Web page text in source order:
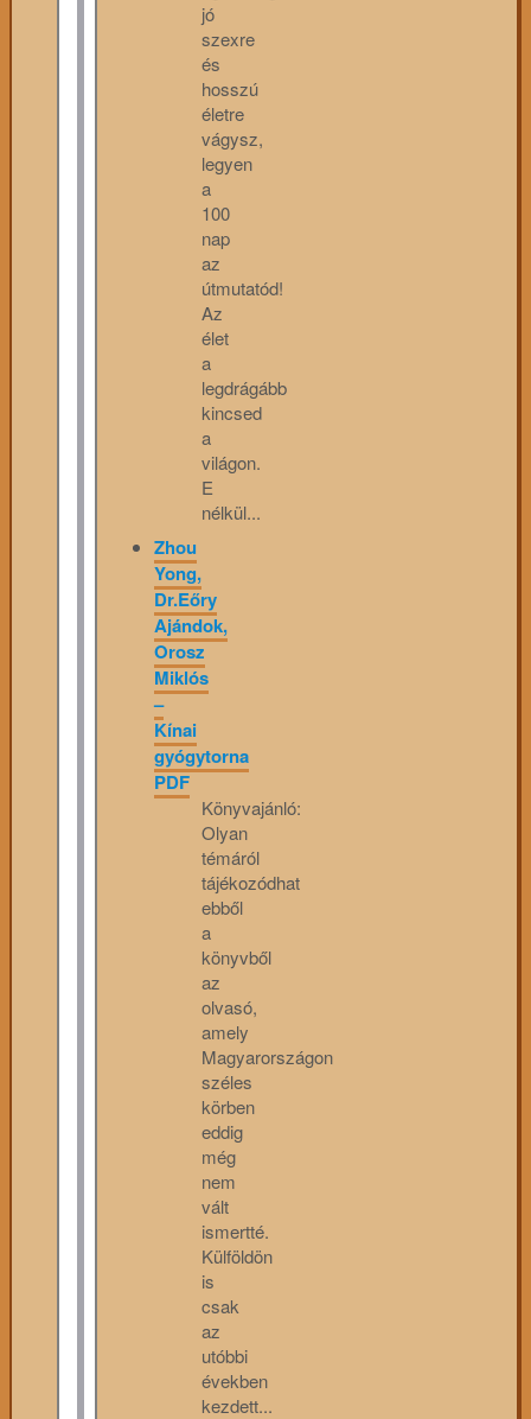
jó
szexre
és
hosszú
életre
vágysz,
legyen
a
100
nap
az
útmutatód!
Az
élet
a
legdrágább
kincsed
a
világon.
E
nélkül...
Zhou
Yong,
Dr.Eőry
Ajándok,
Orosz
Miklós
–
Kínai
gyógytorna
PDF
Könyvajánló:
Olyan
témáról
tájékozódhat
ebből
a
könyvből
az
olvasó,
amely
Magyarországon
széles
körben
eddig
még
nem
vált
ismertté.
Külföldön
is
csak
az
utóbbi
években
kezdett...